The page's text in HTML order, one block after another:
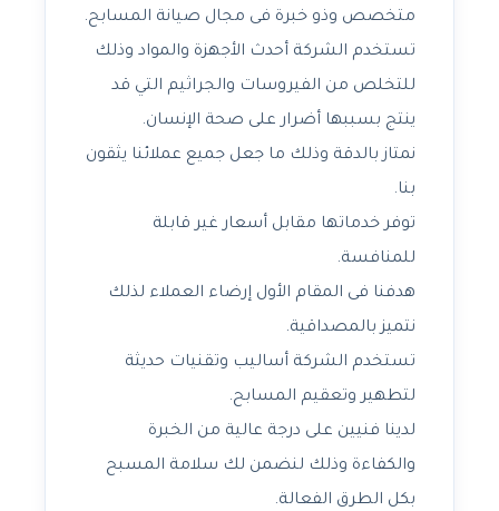
متخصص وذو خبرة فى مجال صيانة المسابح.
تستخدم الشركة أحدث الأجهزة والمواد وذلك
للتخلص من الفيروسات والجراثيم التي قد
ينتج بسببها أضرار على صحة الإنسان.
نمتاز بالدقة وذلك ما جعل جميع عملائنا يثقون
بنا.
توفر خدماتها مقابل أسعار غير قابلة
للمنافسة.
هدفنا فى المقام الأول إرضاء العملاء لذلك
نتميز بالمصداقية.
تستخدم الشركة أساليب وتقنيات حديثة
لتطهير وتعقيم المسابح.
لدينا فنيين على درجة عالية من الخبرة
والكفاءة وذلك لنضمن لك سلامة المسبح
بكل الطرق الفعالة.